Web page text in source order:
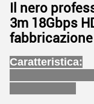
Il nero
3m 18Gbps
Caratteristica: